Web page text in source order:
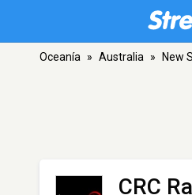
Oceanía » Australia » New
CRC